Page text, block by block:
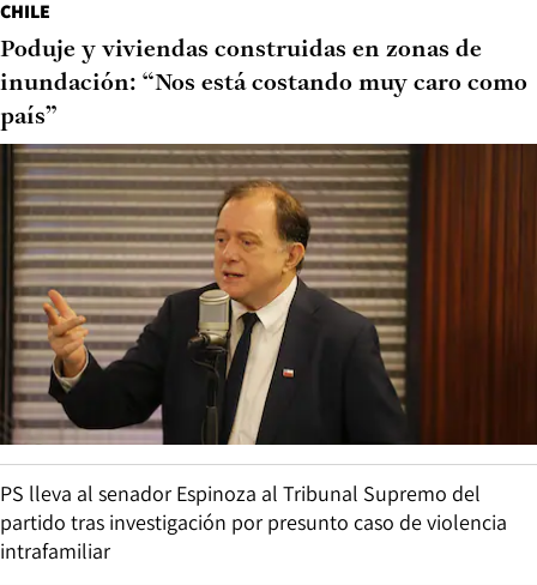
CHILE
Poduje y viviendas construidas en zonas de
inundación: “Nos está costando muy caro como
país”
PS lleva al senador Espinoza al Tribunal Supremo del
partido tras investigación por presunto caso de violencia
intrafamiliar